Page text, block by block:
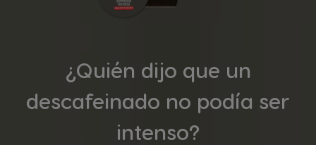
¿Quién dijo que un
descafeinado no podía ser
intenso?